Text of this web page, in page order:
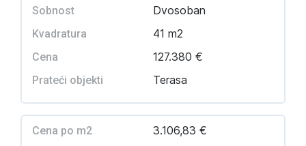
Sobnost Dvosoban
Kvadratura 41 m2
Cena 127.380 €
Prateći objekti Terasa
Cena po m2 3.106,83 €